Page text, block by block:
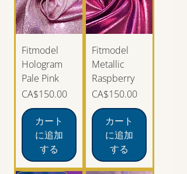
Fitmodel
Hologram
Pale Pink
価格
CA$150.00
カート
に追加
する
Fitmodel
Metallic
Raspberry
価格
CA$150.00
カート
に追加
する